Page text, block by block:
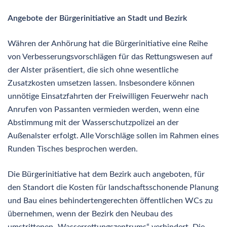
Angebote der Bürgerinitiative an Stadt und Bezirk
Währen der Anhörung hat die Bürgerinitiative eine Reihe
von Verbesserungsvorschlägen für das Rettungswesen auf
der Alster präsentiert, die sich ohne wesentliche
Zusatzkosten umsetzen lassen. Insbesondere können
unnötige Einsatzfahrten der Freiwilligen Feuerwehr nach
Anrufen von Passanten vermieden werden, wenn eine
Abstimmung mit der Wasserschutzpolizei an der
Außenalster erfolgt. Alle Vorschläge sollen im Rahmen eines
Runden Tisches besprochen werden.
Die Bürgerinitiative hat dem Bezirk auch angeboten, für
den Standort die Kosten für landschaftsschonende Planung
und Bau eines behindertengerechten öffentlichen WCs zu
übernehmen, wenn der Bezirk den Neubau des